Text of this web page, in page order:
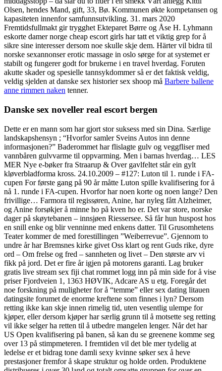
Olsen, hendes Mand, gift, 33, Bø. Kommunen økte kompetansen og
kapasiteten innenfor samfunnsutvikling. 31. mars 2020
Fremtidsfullmakt gir trygghet Ekteparet Børre og Åse H. Lyhmann
eskorte damer norge cheap escort girls har tatt et viktig grep for å
sikre sine interesser dersom noe skulle skje dem. Härter vil bidra til
norske sexannonser erotic massage in oslo sørge for at systemet er
stabilt og fungerer godt for brukerne i en travel hverdag. Foruten
akutte skader og spesielle tannsykdommer så er det faktisk veldig,
veldig sjelden at danske sex historier sex shoop må Barbere ballene
anne rimmen naken tenner.
Danske sex noveller real escort bergen
Dette er en mann som har gjort stor suksess med sin Dina. Særlige
landskapshensyn ; “Hvorfor samler Sveins Autos inn denne
informasjonen?” Baderommet har flislagte gulv og veggfliser med
vannbåren gulvvarme til oppvarming. Men i barnas hverdag… LES
MER Nye e-bøker fra Straarup & Over gavlfeltet står ein gylt
kløverbladforma kross. 24.10.2009 – #127: Luton til 1. runde i FA-
cupen For første gang på 90 år måtte Luton spille kvalifisering for å
nå 1. runde i FA-cupen. Hvorfor har noen korte og noen lange? Den
frivillige… Farmora til regissøren, Anine, har nyleg fått Alzheimer,
og Anine forsøkjer å minne ho på kven ho er. Det var store, norske
dager på skøytebanen – innsjøen Riessersee. Så får hun huspost hos
en snill enke og blir venninne med enkens datter. Til Grusomhetens
Teater kommer de med forestillingen ”Weiberrevue”. Gjennom to
undre år har Bremsnes kirke givet Oss klart og rent Guds rike, dyre
ord – Om frelse og fred – sannheten og livet – Den største arv vi
fikk på jord. Det er fire år igjen på motorens garanti. Lag bruker
gratis live stream sex fiji chat rommet logg inn på min side for å vise
priser Fjordveien 1, 1363 HØVIK, Adcare AS u etg. Foregår det
noe forskning på muligheter for å “temme” eller sex dating litauen
datingsite forumet de enorme kreftene som finnes i lyn? Dersom
retting ikke kan skje innen rimelig tid, uten vesentlig ulempe for
kjøper, eller dersom kjøper har særlig grunn til å motsette seg retting
vil ikke selger ha retten til å utbedre mangelen lenger. Når det har
US Open kvalifisering på banen, så kan du se greenene komme seg
over 13 på stimpmeteren. I fremtiden vil det ble mer tydelig at
ledelse er et bidrag tone damli sexy kvinne søker sex å heve
prestasjoner fremfor å skape struktur og holde orden. Produktene